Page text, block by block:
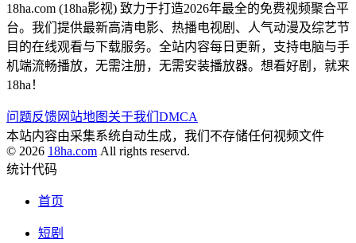
18ha.com (18ha影视) 致力于打造2026年最全的免费视频聚合平
台。我们提供最新高清电影、热播电视剧、人气动漫及综艺节
目的在线观看与下载服务。全站内容每日更新，支持电脑与手
机端流畅播放，无需注册，无需安装播放器。想看好剧，就来
18ha！
问题反馈网站地图 关于我们 DMCA
本站内容由采集系统自动生成，我们不存储任何视频文件
© 2026 18ha.com All rights reservd.
统计代码
首页
短剧